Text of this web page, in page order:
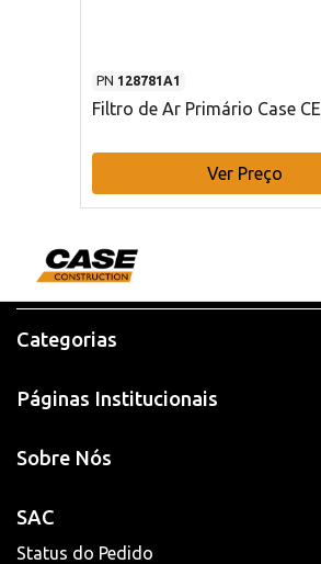
PN 128781A1
Filtro de Ar Primário Case CE
Ver Preço
Categorias
Páginas Institucionais
Sobre Nós
SAC
Status do Pedido